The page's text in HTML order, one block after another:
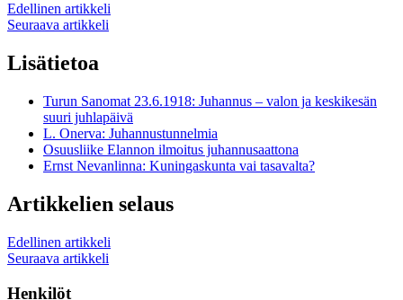
Edellinen artikkeli
Seuraava artikkeli
Lisätietoa
Turun Sanomat 23.6.1918: Juhannus – valon ja keskikesän
suuri juhlapäivä
L. Onerva: Juhannustunnelmia
Osuusliike Elannon ilmoitus juhannusaattona
Ernst Nevanlinna: Kuningaskunta vai tasavalta?
Artikkelien selaus
Edellinen artikkeli
Seuraava artikkeli
Henkilöt